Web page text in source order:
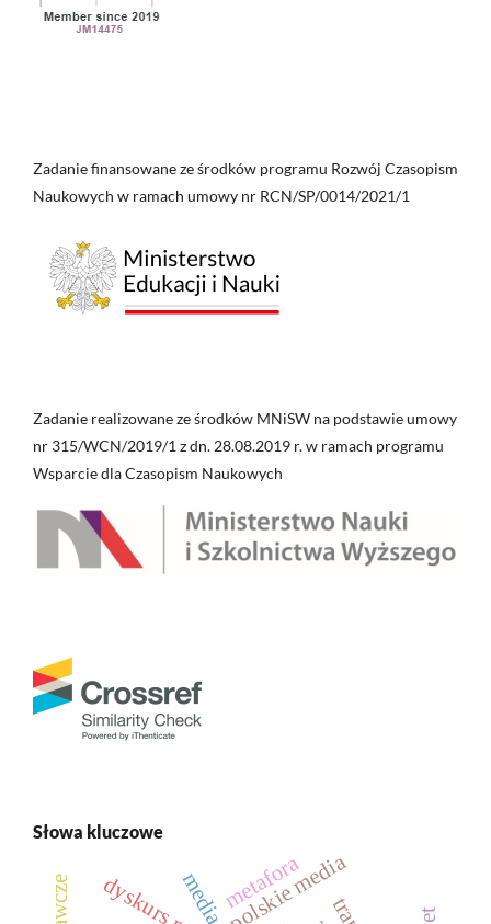
Zadanie finansowane ze środków programu Rozwój Czasopism
Naukowych w ramach umowy nr RCN/SP/0014/2021/1
Zadanie realizowane ze środków MNiSW na podstawie umowy
nr 315/WCN/2019/1 z dn. 28.08.2019 r. w ramach programu
Wsparcie dla Czasopism Naukowych
Słowa kluczowe
mediapolskie media
metafora